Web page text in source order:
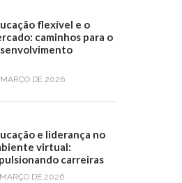
flexível e o
caminhos para o
DE 2026
e liderança no
virtual:
carreiras
DE 2026